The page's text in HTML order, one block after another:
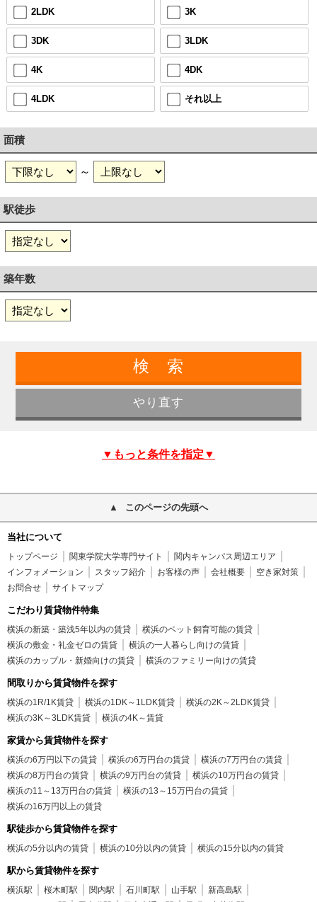
2LDK 3K
3DK 3LDK
4K 4DK
4LDK それ以上
面積
～
駅徒歩
築年数
▼もっと条件を指定▼
このページの先頭へ
当社について
トップページ 関東学院大学専門サイト
関内キャンパス周辺エリア
インフォメーション
スタッフ紹介 お客様の声 会社概要
空き家対策
お問合せ
サイトマップ
こだわり賃貸物件特集
横浜の新築・築浅5年以内の賃貸
横浜のペット飼育可能の賃貸
横浜の敷金・礼金ゼロの賃貸
横浜の一人暮らし向けの賃貸
横浜のカップル・新婚向けの賃貸
横浜のファミリー向けの賃貸
間取りから賃貸物件を探す
横浜の1R/1K賃貸 横浜の1DK～1LDK賃貸
横浜の2K～2LDK賃貸
横浜の3K～3LDK賃貸
横浜の4K～賃貸
家賃から賃貸物件を探す
横浜の6万円以下の賃貸 横浜の6万円台の賃貸
横浜の7万円台の賃貸
横浜の8万円台の賃貸
横浜の9万円台の賃貸
横浜の10万円台の賃貸
横浜の11～13万円台の賃貸
横浜の13～15万円台の賃貸
横浜の16万円以上の賃貸
駅徒歩から賃貸物件を探す
横浜の5分以内の賃貸 横浜の10分以内の賃貸 横浜の15分以内の賃貸
駅から賃貸物件を探す
横浜駅 桜木町駅 関内駅 石川町駅 山手駅
新高島駅